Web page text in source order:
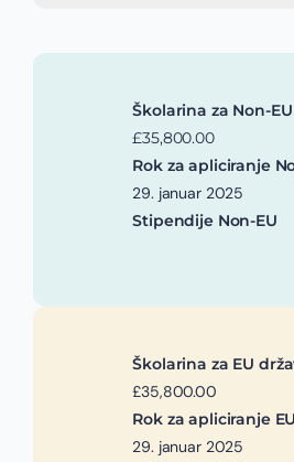
Školarina za Non-
£35,800.00
Rok za apliciranje
29. januar 2025
Stipendije Non-EU
Školarina za EU
£35,800.00
Rok za apliciranje EU
29. januar 2025